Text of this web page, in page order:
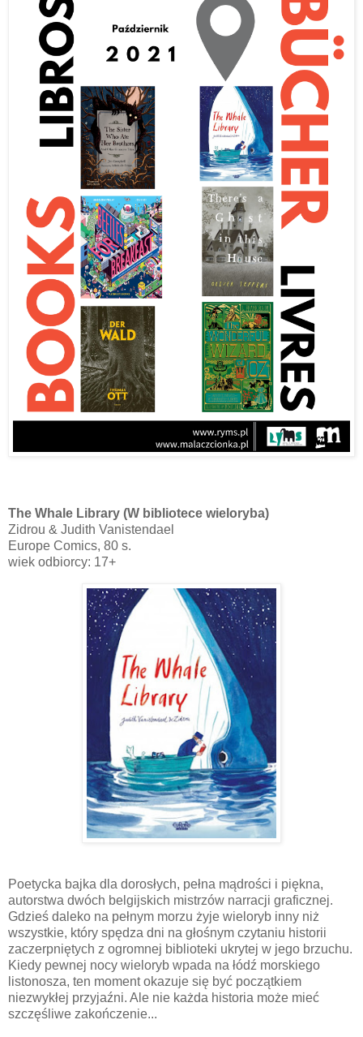
The Whale Library (W bibliotece wieloryba)
Zidrou & Judith Vanistendael
Europe Comics, 80 s.
wiek odbiorcy: 17+
Poetycka bajka dla dorosłych, pełna mądrości i piękna,
autorstwa dwóch belgijskich mistrzów narracji graficznej.
Gdzieś daleko na pełnym morzu żyje wieloryb inny niż
wszystkie, który spędza dni na głośnym czytaniu historii
zaczerpniętych z ogromnej biblioteki ukrytej w jego brzuchu.
Kiedy pewnej nocy wieloryb wpada na łódź morskiego
listonosza, ten moment okazuje się być początkiem
niezwykłej przyjaźni. Ale nie każda historia może mieć
szczęśliwe zakończenie...